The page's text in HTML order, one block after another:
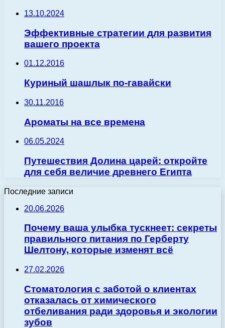
13.10.2024
Эффективные стратегии для развития
вашего проекта
01.12.2016
Куриный шашлык по-гавайски
30.11.2016
Ароматы на все времена
06.05.2024
Путешествия Долина царей: откройте
для себя величие древнего Египта
Последние записи
20.06.2026
Почему ваша улыбка тускнеет: секреты
правильного питания по Герберту
Шелтону, которые изменят всё
27.02.2026
Стоматология с заботой о клиентах
отказалась от химического
отбеливания ради здоровья и экологии
зубов